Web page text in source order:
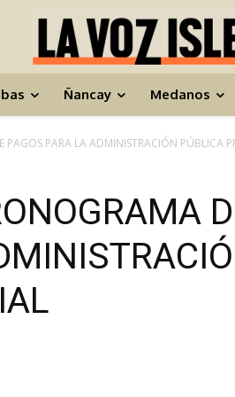
Ñancay Medanos
PAGOS PARA LA ADMINISTRACIÓN PÚBLICA